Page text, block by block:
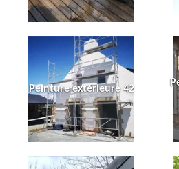
Peinture extérieure 42